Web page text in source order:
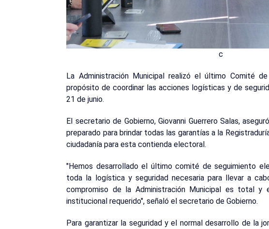
c
La Administración Municipal realizó el último Comité
propósito de coordinar las acciones logísticas y de
21 de junio.
El secretario de Gobierno, Giovanni Guerrero Salas,
preparado para brindar todas las garantías a la
ciudadanía para esta contienda electoral.
"Hemos desarrollado el último comité de seguimiento
toda la logística y seguridad necesaria para llevar a
compromiso de la Administración Municipal es total
institucional requerido", señaló el secretario de Gobierno.
Para garantizar la seguridad y el normal desarrollo de la